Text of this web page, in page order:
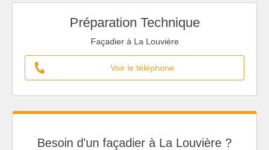
Préparation Technique
Façadier à La Louvière
Voir le téléphone
Besoin d'un façadier à La Louvière ?